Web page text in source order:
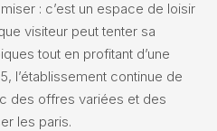
: c’est un espace de loisir
visiteur peut tenter sa
tout en profitant d’une
l’établissement continue de
des offres variées et des
les paris.